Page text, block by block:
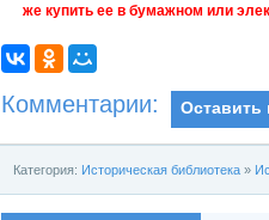
же купить ее в бумажном или
Комментарии: Оставить
Категория: Историческая библиотека »